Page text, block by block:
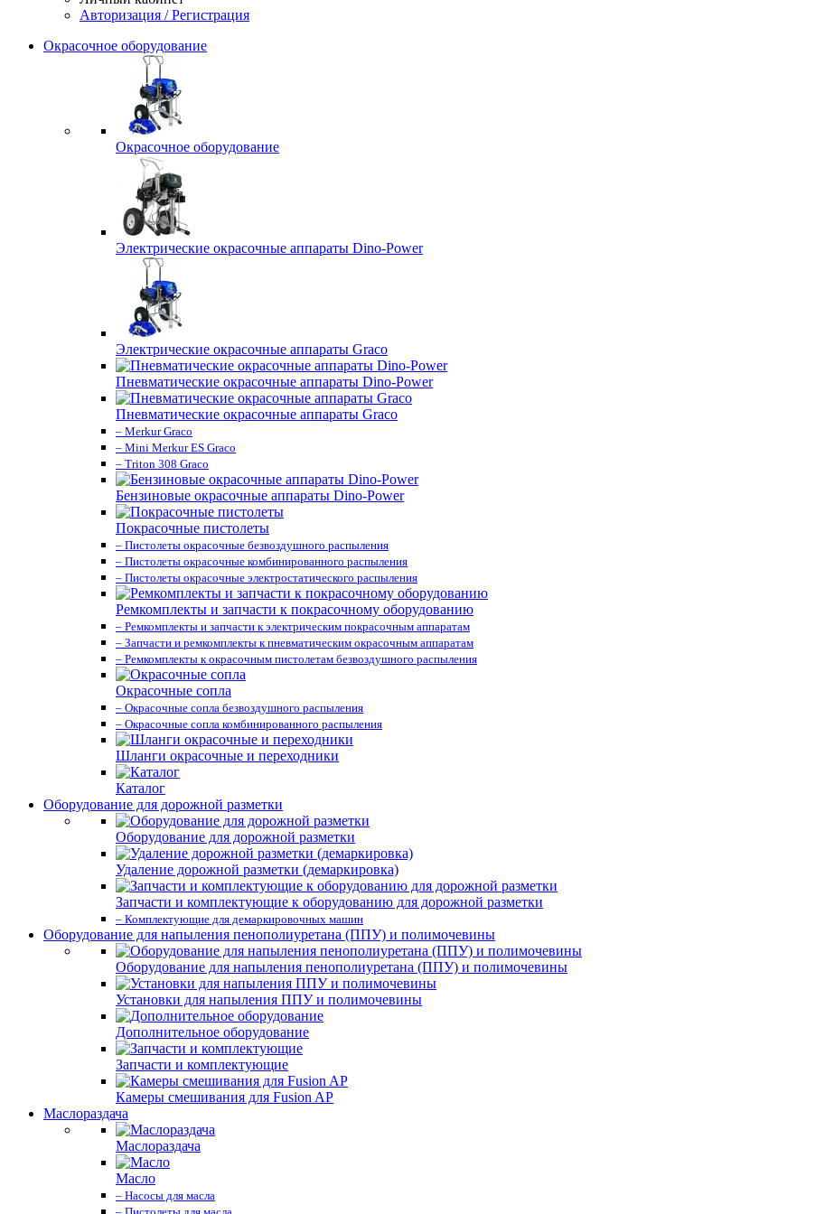
Авторизация / Регистрация
Окрасочное оборудование
Окрасочное оборудование
Электрические окрасочные аппараты Dino-Power
Электрические окрасочные аппараты Graco
Пневматические окрасочные аппараты Dino-Power
Пневматические окрасочные аппараты Graco
– Merkur Graco
– Mini Merkur ES Graco
– Triton 308 Graco
Бензиновые окрасочные аппараты Dino-Power
Покрасочные пистолеты
– Пистолеты окрасочные безвоздушного распыления
– Пистолеты окрасочные комбинированного распыления
– Пистолеты окрасочные электростатического распыления
Ремкомплекты и запчасти к покрасочному оборудованию
– Ремкомплекты и запчасти к электрическим покрасочным аппаратам
– Запчасти и ремкомплекты к пневматическим окрасочным аппаратам
– Ремкомплекты к окрасочным пистолетам безвоздушного распыления
Окрасочные сопла
– Окрасочные сопла безвоздушного распыления
– Окрасочные сопла комбинированного распыления
Шланги окрасочные и переходники
Каталог
Оборудование для дорожной разметки
Оборудование для дорожной разметки
Удаление дорожной разметки (демаркировка)
Запчасти и комплектующие к оборудованию для дорожной разметки
– Комплектующие для демаркировочных машин
Оборудование для напыления пенополиуретана (ППУ) и полимочевины
Оборудование для напыления пенополиуретана (ППУ) и полимочевины
Установки для напыления ППУ и полимочевины
Дополнительное оборудование
Запчасти и комплектующие
Камеры смешивания для Fusion AP
Маслораздача
Маслораздача
Масло
– Насосы для масла